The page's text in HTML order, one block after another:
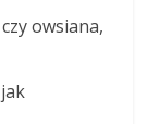
owsiana,